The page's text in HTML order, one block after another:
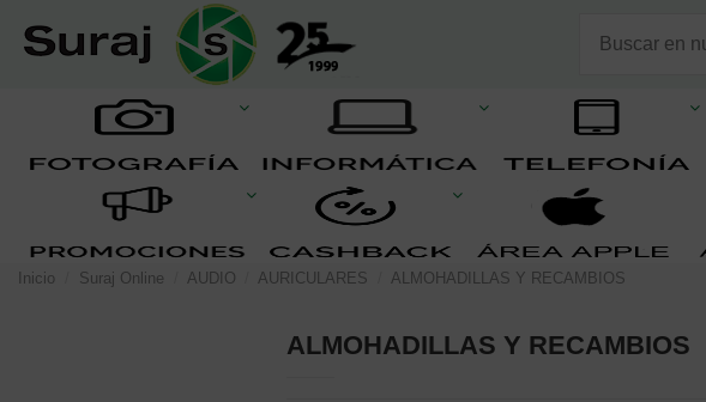
Inicio Suraj Online AUDIO AURICULARES ALMOHADILLAS Y RECAMBIOS
ALMOHADILLAS Y RECAMBIOS